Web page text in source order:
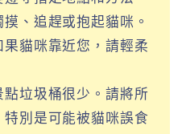
、追趕或抱起貓咪。
貓咪靠近您，請輕柔
點垃圾桶很少。請將所
別是可能被貓咪誤食